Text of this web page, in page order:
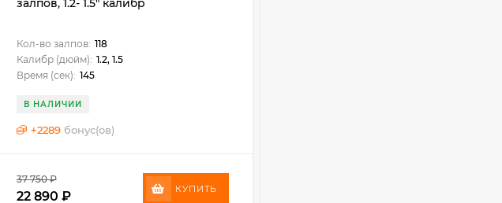
залпов, 1.2- 1.5" калибр
Кол-во залпов: 118
Калибр (дюйм): 1.2, 1.5
Время (сек): 145
В НАЛИЧИИ
+2289 бонус(ов)
37 750₽
22 890 ₽
КУПИТЬ